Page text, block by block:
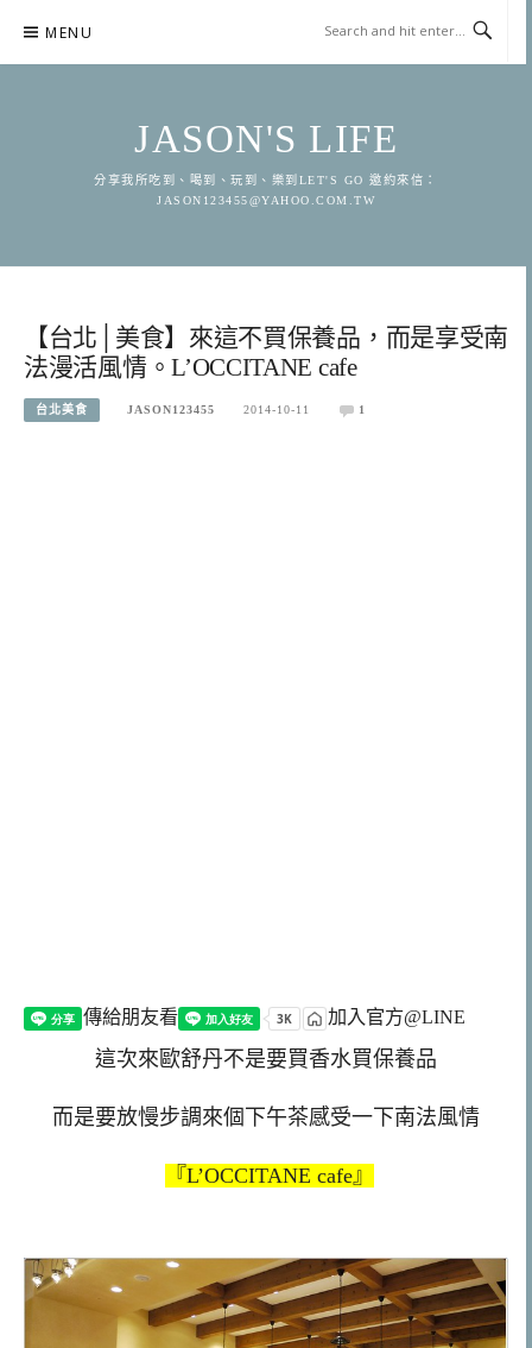
content
MENU
JASON'S LIFE
分享我所吃到、喝到、玩到、樂到LET'S GO 邀約來信：
JASON123455@YAHOO.COM.TW
【台北│美食】來這不買保養品，而是享受南
法漫活風情。L’OCCITANE cafe
台北美食 JASON123455 2014-10-11 1
傳給朋友看 加入官方@LINE
這次來歐舒丹不是要買香水買保養品
而是要放慢步調來個下午茶感受一下南法風情
『L’OCCITANE cafe』